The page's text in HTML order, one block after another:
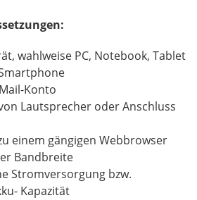
wahlweise PC, Notebook, Tablet
Konto
Lautsprecher oder Anschluss
einem gängigen Webbrowser
Bandbreite
Stromversorgung bzw.
Kapazität